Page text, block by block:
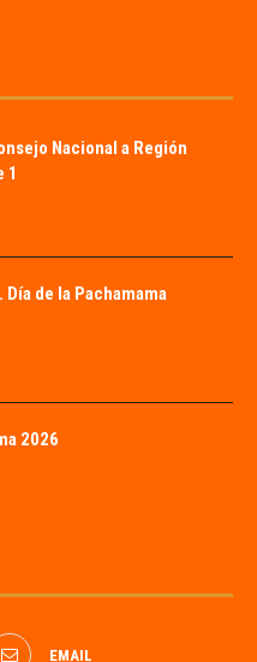
Nacional a Región
1
Día de la Pachamama
2026
EMAIL